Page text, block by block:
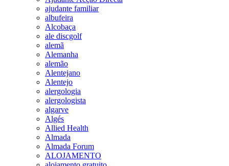
ajudante familiar
albufeira
Alcobaça
ale discgolf
alemã
Alemanha
alemão
Alentejano
Alentejo
alergologia
alergologista
algarve
Algés
Allied Health
Almada
Almada Forum
ALOJAMENTO